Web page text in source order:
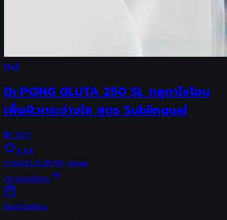
Mall
Dr.PONG GLUTA 250 SL กลูตาไธโอน
เพื่อผิวกระจ่างใส สูตร Sublingual
฿1,300
4.94
ขายแล้ว 6.3K99 views
ดูรายละเอียด
BestSellers